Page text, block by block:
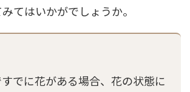
てはいかがでしょうか。
でに花がある場合、花の状態に